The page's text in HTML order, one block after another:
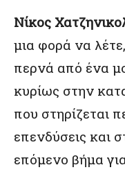
Νίκος
μια φορά να
περνά από ένα
κυρίως στην
που στηρίζεται
επενδύσεις και
επόμενο βήμα